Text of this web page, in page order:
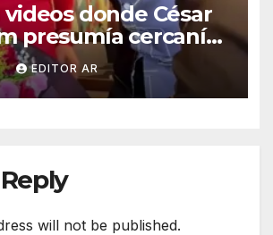
donde César
presumía cercanía
EDITOR AR
will not be published.